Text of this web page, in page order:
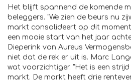
Het blijft spannend de komende
beleggers. "We zien de beurs nu
markt consolideert op dit
een mooie start van het jaar
Dieperink van Aureus
niet dat de rek er uit is. Marc
wat voorzichtiger. "Het is een
markt. De markt heeft drie